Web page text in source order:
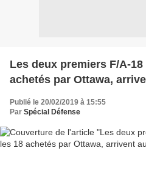
Les deux premiers F/A-
achetés par Ottawa,
Publié le 20/02/2019 à 15:55
Par Spécial Défense